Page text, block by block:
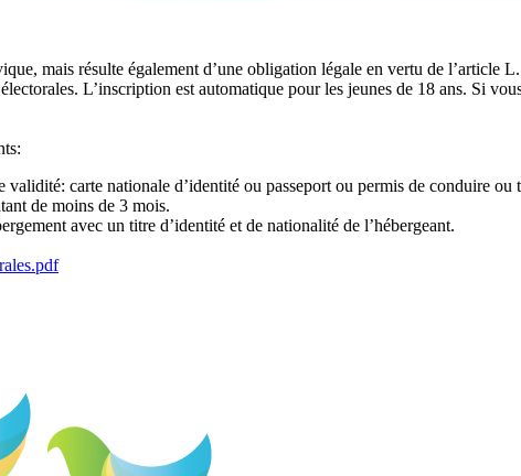
mais résulte également d’une obligation légale en vertu de
L’inscription est automatique pour les jeunes de 18 ans. Si
carte nationale d’identité ou passeport ou permis de conduire ou
de moins de 3 mois.
avec un titre d’identité et de nationalité de l’hébergeant.